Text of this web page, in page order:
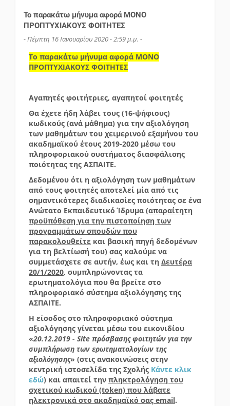
Το παρακάτω μήνυμα αφορά ΜΟΝΟ
ΠΡΟΠΤΥΧΙΑΚΟΥΣ ΦΟΙΤΗΤΕΣ
- Πέμπτη 16 Ιανουαρίου 2020 - 2:59 μ.μ. -
Το παρακάτω μήνυμα αφορά ΜΟΝΟ
ΠΡΟΠΤΥΧΙΑΚΟΥΣ ΦΟΙΤΗΤΕΣ
Αγαπητές φοιτήτριες, αγαπητοί φοιτητές
Θα έχετε ήδη λάβει τους (16-ψήφιους)
κωδικούς (ανά μάθημα) για την αξιολόγηση
των μαθημάτων του χειμερινού εξαμήνου του
ακαδημαϊκού έτους 2019-2020 μέσω του
πληροφοριακού συστήματος διασφάλισης
ποιότητας της ΑΣΠΑΙΤΕ.
Δεδομένου ότι η αξιολόγηση των μαθημάτων
από τους φοιτητές αποτελεί μία από τις
σημαντικότερες διαδικασίες ποιότητας σε ένα
Ανώτατο Εκπαιδευτικό Ίδρυμα (απαραίτητη
προϋπόθεση για την πιστοποίηση των
προγραμμάτων σπουδών που
παρακολουθείτε και βασική πηγή δεδομένων
για τη βελτίωσή του) σας καλούμε να
συμμετάσχετε σε αυτήν, έως και τη Δευτέρα
20/1/2020, συμπληρώνοντας τα
ερωτηματολόγια που θα βρείτε στο
πληροφοριακό σύστημα αξιολόγησης της
ΑΣΠΑΙΤΕ.
Η είσοδος στο πληροφοριακό σύστημα
αξιολόγησης γίνεται μέσω του εικονιδίου
«20.12.2019 - Site πρόσβασης φοιτητών για την
συμπλήρωση των ερωτηματολογίων της
αξιολόγησης» (στις ανακοινώσεις στην
κεντρική ιστοσελίδα της Σχολής Κάντε κλικ
εδώ) και απαιτεί την πληκτρολόγηση του
σχετικού κωδικού (token) που λάβατε
ηλεκτρονικά στο ακαδημαϊκό σας email.